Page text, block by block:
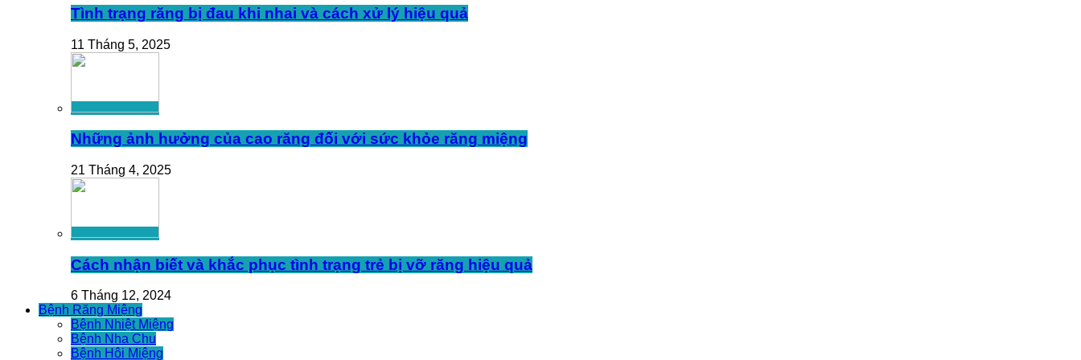
Tình trạng răng bị đau khi nhai và cách xử lý hiệu quả
11 Tháng 5, 2025
Những ảnh hưởng của cao răng đối với sức khỏe răng miệng
21 Tháng 4, 2025
Cách nhận biết và khắc phục tình trạng trẻ bị vỡ răng hiệu quả
6 Tháng 12, 2024
Bệnh Răng Miệng
Bệnh Nhiệt Miệng
Bệnh Nha Chu
Bệnh Hôi Miệng